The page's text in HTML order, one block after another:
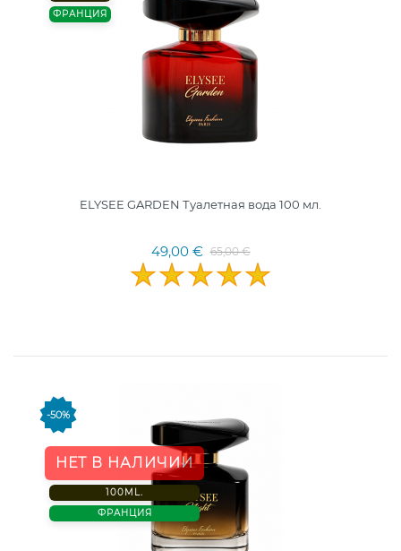
ФРАНЦИЯ
ELYSEE GARDEN Туалетная вода 100 мл.
49,00 € 65,00 €
-50%
НЕТ В НАЛИЧИИ
100ML.
ФРАНЦИЯ